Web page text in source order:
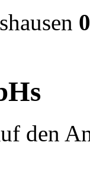
den